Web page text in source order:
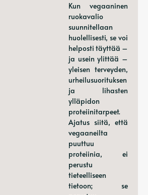
Kun vegaaninen
ruokavalio
suunnitellaan
huolellisesti, se voi
helposti täyttää –
ja usein ylittää –
yleisen terveyden,
urheilusuorituksen
ja lihasten
ylläpidon
proteiinitarpeet.
Ajatus siitä, että
vegaaneilta
puuttuu
proteiinia, ei
perustu
tieteelliseen
tietoon; se